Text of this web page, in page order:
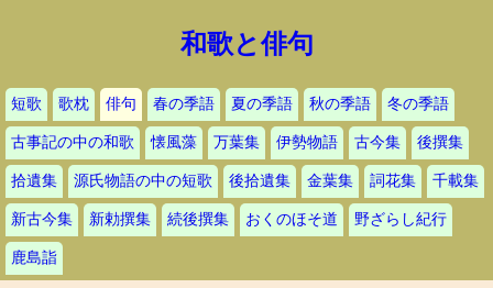
和歌と俳句
短歌 歌枕 俳句 春の季語 夏の季語 秋の季語 冬の季語
古事記の中の和歌 懐風藻 万葉集 伊勢物語 古今集 後撰集
拾遺集 源氏物語の中の短歌 後拾遺集 金葉集 詞花集 千載集
新古今集 新勅撰集 続後撰集 おくのほそ道 野ざらし紀行
鹿島詣